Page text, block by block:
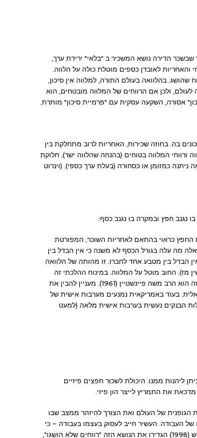
שבשכר הדירה נושא המשכיר ב "בלאי" ירידת ערך,
והאחריות לאובדן כספים מוטלת כולה על הלווה.
בהלוואה בעולם התורה, למלווה אין סיכון,
לעולם, ולכן אם הרווחים של המלווה מובטחים, הוא
אסורה, השקעה עסקית עם "פרמיית סיכון" מותרת.
בה. בחוזה שכירות, האחריות לרוב מתחלקת בין
ורווחי המלווה בטוחים (בהנחה שהלווה ישר). חלוקת
כמזומן או כסחורה (בעלת ערך כספי). (וינרוט
נגנב חפץ ובמקרה בו נגנב כסף:
כראוי בהתאם לאחריות השוכר, המפורטת
מה עלה בגורל הכסף לא משנה כי אין הבדל בין
הבדל בין מטבע אחד לחברו. זו מהותה של הלוואה
מז). החוב מוטל על המלווה. במינוח ההלכתי זה
נקרא "שעבוד הגוף"- מחויבות אישית. הפוסק המתמקד בכיוון זה הוא הרב משה פיינשטיין (1961). מעניין להבין את
בעוד באמריקאית נמנעים מערבות אישית של
הבנקים נעשית בערבות אישית מלאה (למעט
ליהנות ממנו. היכולת לשכור חפצים פיזיים
את התמריץ לייצר הון פיזי.
של העולם ואת הצורך להיזהר ממצב שבו
העבודה. העשיר חייב לעסוק בעצמו בעבודה – כי
רק כך יביא לו כספו פירות, ואם לאו, ישאר לשווא". ויסר ומקינטוש (1998) הגדירו את הנושא הזה "רווחים שלא הושגו",